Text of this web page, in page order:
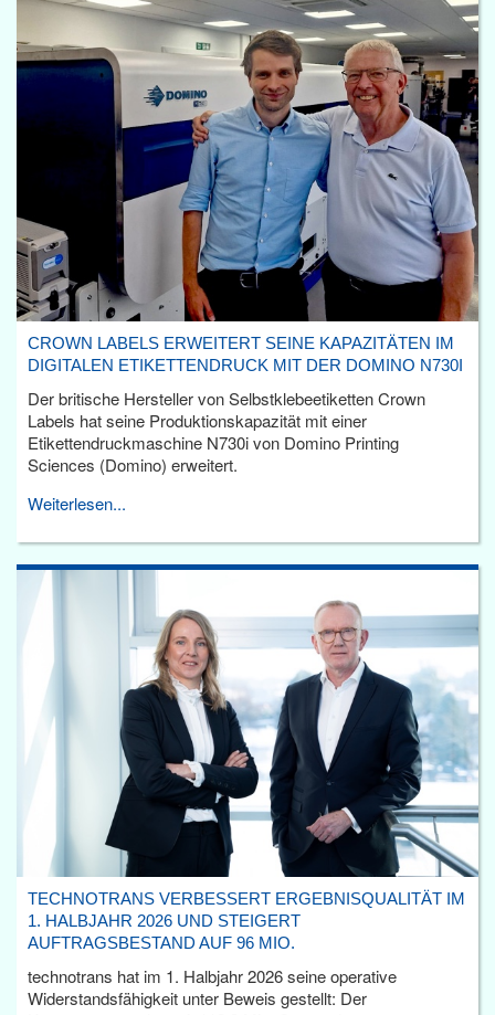
CROWN LABELS ERWEITERT SEINE KAPAZITÄTEN IM
DIGITALEN ETIKETTENDRUCK MIT DER DOMINO N730I
Der britische Hersteller von Selbstklebeetiketten Crown
Labels hat seine Produktionskapazität mit einer
Etikettendruckmaschine N730i von Domino Printing
Sciences (Domino) erweitert.
Weiterlesen...
TECHNOTRANS VERBESSERT ERGEBNISQUALITÄT IM
1. HALBJAHR 2026 UND STEIGERT
AUFTRAGSBESTAND AUF 96 MIO.
technotrans hat im 1. Halbjahr 2026 seine operative
Widerstandsfähigkeit unter Beweis gestellt: Der